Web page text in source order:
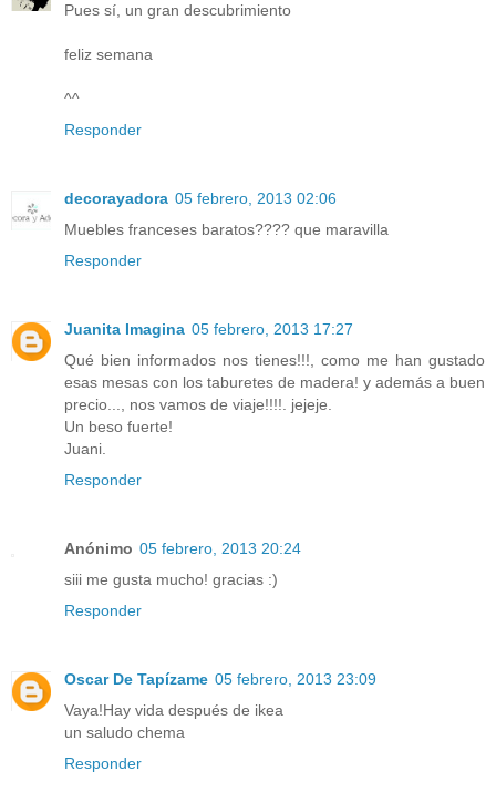
Pues sí, un gran descubrimiento
feliz semana
^^
Responder
decorayadora 05 febrero, 2013 02:06
Muebles franceses baratos???? que maravilla
Responder
Juanita Imagina 05 febrero, 2013 17:27
Qué bien informados nos tienes!!!, como me han gustado
esas mesas con los taburetes de madera! y además a buen
precio..., nos vamos de viaje!!!!. jejeje.
Un beso fuerte!
Juani.
Responder
Anónimo 05 febrero, 2013 20:24
siii me gusta mucho! gracias :)
Responder
Oscar De Tapízame 05 febrero, 2013 23:09
Vaya!Hay vida después de ikea
un saludo chema
Responder